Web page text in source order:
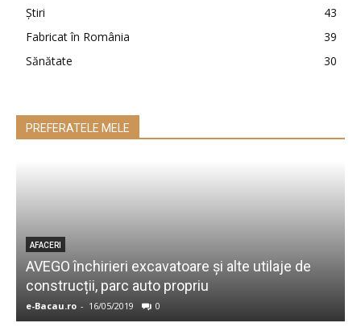
Ştiri
43
Fabricat în România
39
Sănătate
30
PREFERATELE MELE
AFACERI
AVEGO închirieri excavatoare și alte utilaje de
construcții, parc auto propriu
e-Bacau.ro - 16/05/2019 0